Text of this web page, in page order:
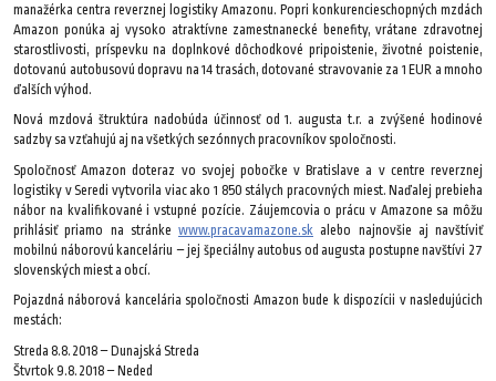
manažérka centra reverznej logistiky Amazonu. Popri konkurencieschopných mzdách
Amazon ponúka aj vysoko atraktívne zamestnanecké benefity, vrátane zdravotnej
starostlivosti, príspevku na doplnkové dôchodkové pripoistenie, životné poistenie,
dotovanú autobusovú dopravu na 14 trasách, dotované stravovanie za 1 EUR a mnoho
ďalších výhod.
Nová mzdová štruktúra nadobúda účinnosť od 1. augusta t.r. a zvýšené hodinové
sadzby sa vzťahujú aj na všetkých sezónnych pracovníkov spoločnosti.
Spoločnosť Amazon doteraz vo svojej pobočke v Bratislave a v centre reverznej
logistiky v Seredi vytvorila viac ako 1 850 stálych pracovných miest. Naďalej prebieha
nábor na kvalifikované i vstupné pozície. Záujemcovia o prácu v Amazone sa môžu
prihlásiť priamo na stránke www.pracavamazone.sk alebo najnovšie aj navštíviť
mobilnú náborovú kanceláriu – jej špeciálny autobus od augusta postupne navštívi 27
slovenských miest a obcí.
Pojazdná náborová kancelária spoločnosti Amazon bude k dispozícii v nasledujúcich
mestách:
Streda 8.8.2018 – Dunajská Streda
Štvrtok 9.8.2018 – Neded